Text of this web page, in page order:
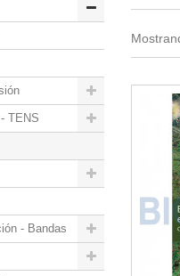
TENS
- Bandas